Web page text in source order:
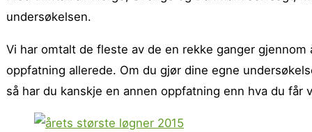
undersøkelsen.
Vi har omtalt de fleste av de en rekke ganger
oppfatning allerede. Om du gjør dine egne
så har du kanskje en annen oppfatning enn hva du